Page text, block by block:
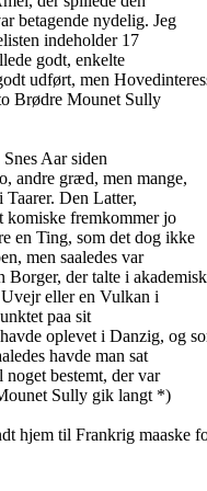
betagende nydelig. Jeg
indeholder 17
godt, enkelte
udført, men
Brødre Mounet Sully
Aar siden
andre græd, men mange,
Taarer. Den Latter,
komiske fremkommer jo
en Ting, som det dog ikke
men saaledes var
der talte i
eller en Vulkan i
paa sit
oplevet i Danzig, og
havde man sat
bestemt, der var
Sully gik langt *)
hjem til Frankrig maaske